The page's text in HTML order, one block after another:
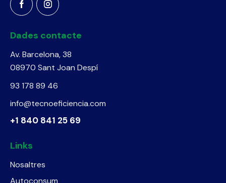
Dades contacte
Av. Barcelona, 38
08970 Sant Joan Despí
93 178 89 46
info@tecnoeficiencia.com
+1 840 841 25 69
Links
Nosaltres
Autoconsum